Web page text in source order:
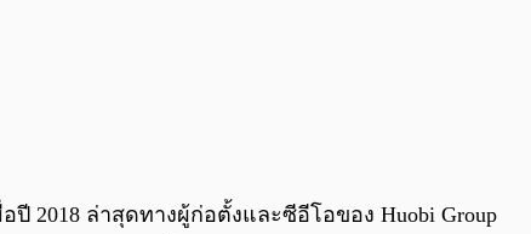
0:00/ 0:00
2018 ล่าสุดทางผู้ก่อตั้งและซีอีโอของ Huobi Group